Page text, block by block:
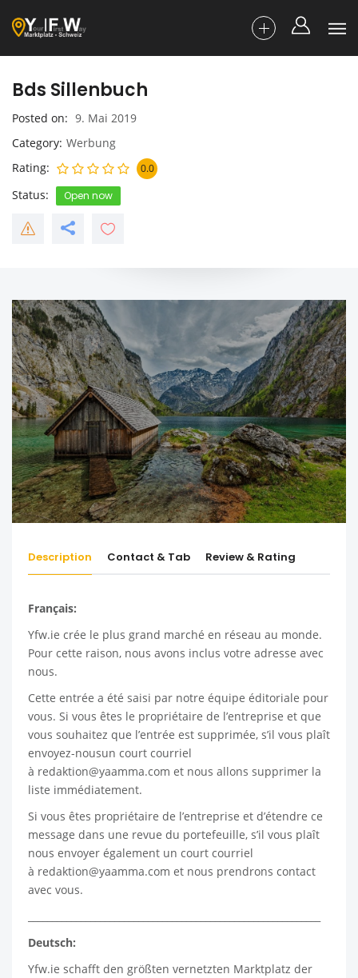
Bds Sillenbuch
Posted on
9. Mai 2019
Category Werbung
Rating
0.0
Status Open now
Description Contact & Tab Review & Rating
Français:
Yfw.ie crée le plus grand marché en réseau au monde.
Pour cette raison, nous avons inclus votre adresse avec
nous.
Cette entrée a été saisi par notre équipe éditoriale pour
vous. Si vous êtes le propriétaire de l’entreprise et que
vous souhaitez que l’entrée est supprimée, s’il vous plaît
envoyez-nousun court courriel
à redaktion@yaamma.com et nous allons supprimer la
liste immédiatement.
Si vous êtes propriétaire de l’entreprise et d’étendre ce
message dans une revue du portefeuille, s’il vous plaît
nous envoyer également un court courriel
à redaktion@yaamma.com et nous prendrons contact
avec vous.
Deutsch:
Yfw.ie schafft den größten vernetzten Marktplatz der